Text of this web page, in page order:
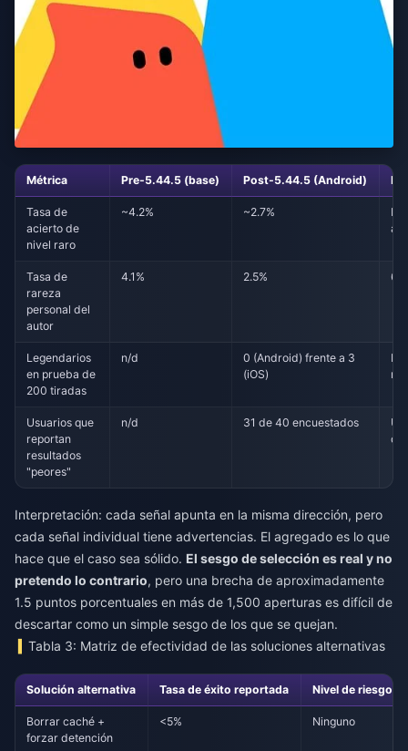
Métrica Pre-5.44.5 (base) Post-5.44.5 (Android)
Tasa de
acierto de
nivel raro
~4.2% ~2.7%
Tasa de
rareza
personal del
autor
4.1% 2.5%
Legendarios
en prueba de
200 tiradas
n/d
0 (Android) frente a 3
(iOS)
Usuarios que
reportan
resultados
"peores"
n/d 31 de 40 encuestados
de
Interpretación: cada señal apunta en la misma dirección, pero
cada señal individual tiene advertencias. El agregado es lo que
hace que el caso sea sólido. El sesgo de selección es real y no
pretendo lo contrario, pero una brecha de aproximadamente
1.5 puntos porcentuales en más de 1,500 aperturas es difícil de
descartar como un simple sesgo de los que se quejan.
Tabla 3: Matriz de efectividad de las soluciones alternativas
Solución alternativa Tasa de éxito reportada Nivel de riesgo
Borrar caché +
forzar detención
<5% Ninguno